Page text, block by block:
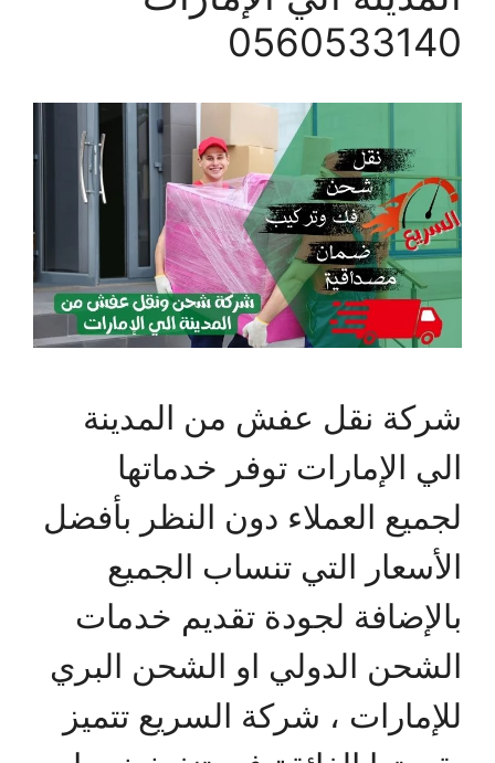
0560533140
شركة نقل عفش من المدينة
الي الإمارات توفر خدماتها
لجميع العملاء دون النظر بأفضل
الأسعار التي تنساب الجميع
بالإضافة لجودة تقديم خدمات
الشحن الدولي او الشحن البري
للإمارات ، شركة السريع تتميز